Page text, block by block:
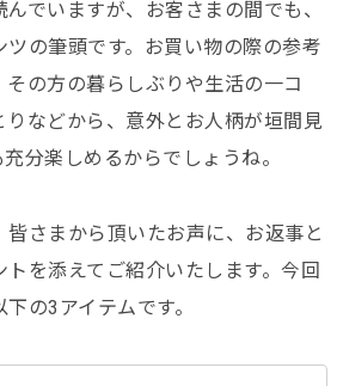
でいますが、お客さまの間でも、
ツの筆頭です。お買い物の際の参考
の方の暮らしぶりや生活の一コ
などから、意外とお人柄が垣間見
分楽しめるからでしょうね。
皆さまから頂いたお声に、お返事と
トを添えてご紹介いたします。今回
の3アイテムです。